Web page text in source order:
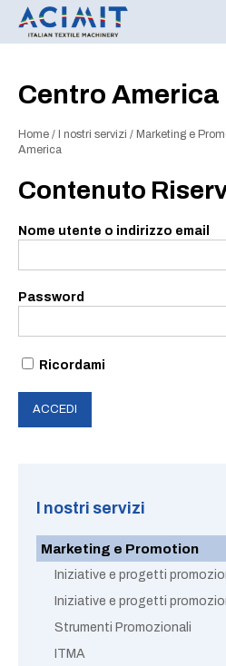
Centro America
Home / I nostri servizi / Marketing e
America
Contenuto
Nome utente o indirizzo email
Password
Ricordami
I nostri servizi
Marketing e Promotion
Iniziative e progetti
Iniziative e progetti
Strumenti Promozionali
ITMA